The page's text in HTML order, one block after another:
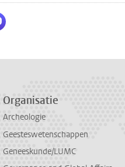
via WhatsApp
via Mastodon
Organisatie
Archeologie
Geesteswetenschappen
Geneeskunde/LUMC